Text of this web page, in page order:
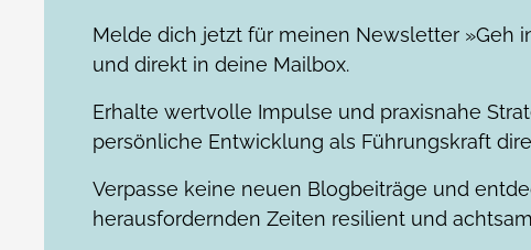
Melde dich jetzt für meinen Newsletter »Geh
und direkt in deine Mailbox.
Erhalte wertvolle Impulse und praxisnahe
persönliche Entwicklung als Führungskraft
Verpasse keine neuen Blogbeiträge und
herausfordernden Zeiten resilient und